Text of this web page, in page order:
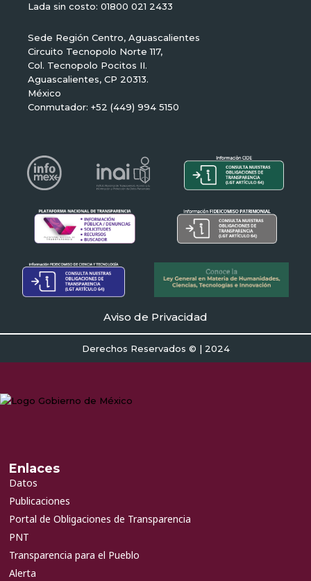
Lada sin costo: 01800 021 2433
Sede Región Centro, Aguascalientes
Circuito Tecnopolo Norte 117,
Col. Tecnopolo Pocitos II.
Aguascalientes, CP 20313.
México
Conmutador: +52 (449) 994 5150
Aviso de Privacidad
Derechos Reservados © | 2024
Enlaces
Datos
Publicaciones
Portal de Obligaciones de Transparencia
PNT
Transparencia para el Pueblo
Alerta